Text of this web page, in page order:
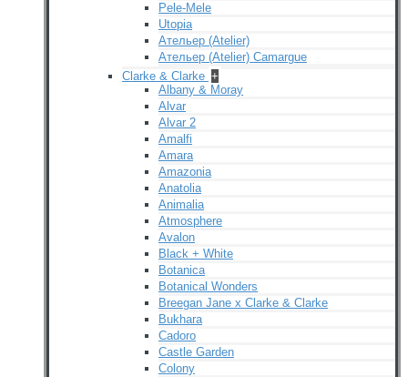
Pele-Mele
Utopia
Ательер (Atelier)
Ательер (Atelier) Camargue
Clarke & Clarke +
Albany & Moray
Alvar
Alvar 2
Amalfi
Amara
Amazonia
Anatolia
Animalia
Atmosphere
Avalon
Black + White
Botanica
Botanical Wonders
Breegan Jane x Clarke & Clarke
Bukhara
Cadoro
Castle Garden
Colony